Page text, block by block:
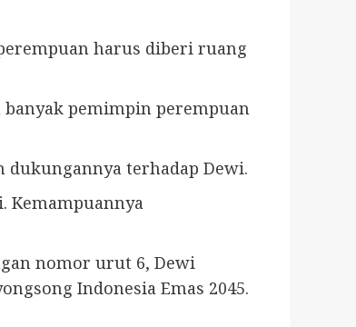
harus diberi ruang
pemimpin perempuan
dukungannya terhadap Dewi.
Kemampuannya
nomor urut 6, Dewi
Indonesia Emas 2045.